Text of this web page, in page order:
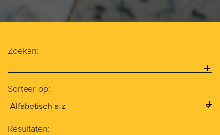
Zoeken:
Sorteer op:
Resultaten: